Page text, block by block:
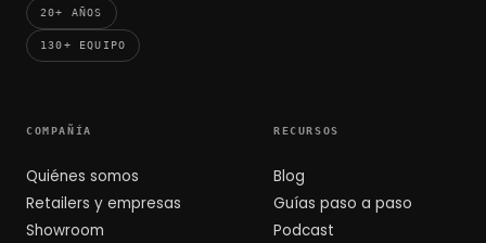
20+ AÑOS
130+ EQUIPO
COMPAÑÍA
Quiénes somos
Retailers y empresas
Showroom
RECURSOS
Blog
Guías paso a paso
Podcast